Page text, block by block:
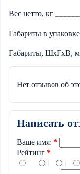
Вес нетто, кг
Габариты в
Габариты, ШхГхВ,
Нет отзывов об
Написать
Ваше имя:
Рейтинг